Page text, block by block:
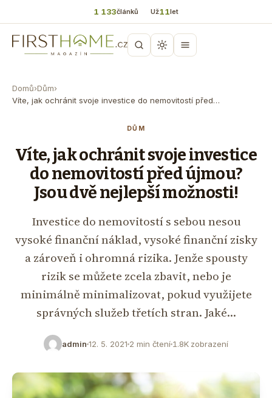
1 133článků Už11let
Domů›Dům›
Víte, jak ochránit svoje investice do nemovitostí před…
DŮM
Víte, jak ochránit svoje investice
do nemovitostí před újmou?
Jsou dvě nejlepší možnosti!
Investice do nemovitostí s sebou nesou
vysoké finanční náklad, vysoké finanční zisky
a zároveň i ohromná rizika. Jenže spousty
rizik se můžete zcela zbavit, nebo je
minimálně minimalizovat, pokud využijete
správných služeb třetích stran. Jaké…
admin 12. 5. 2021 2 min čtení 1.8K zobrazení